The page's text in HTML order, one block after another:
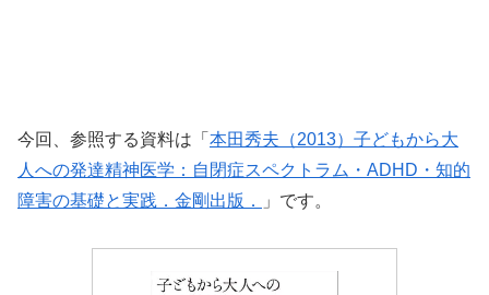
今回、参照する資料は「 本田秀夫（2013）子どもから大
人への発達精神医学：自閉症スペクトラム・ADHD・知的
障害の基礎と実践．金剛出版．
」です。